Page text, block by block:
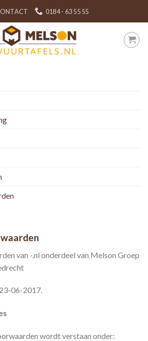
0184 - 63 55 55
van -.nl onderdeel van Melson Groep
06-2017.
wordt verstaan onder: